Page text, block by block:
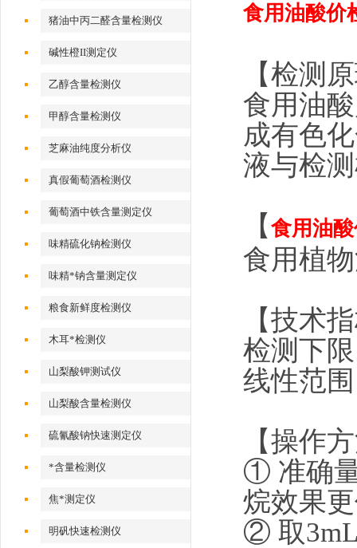
猪油中丙二醛含量检测仪
碱性橙II测定仪
乙醇含量检测仪
甲醇含量检测仪
芝麻油纯度分析仪
真假葡萄酒检测仪
葡萄酒中铁含量测定仪
味精硫化钠检测仪
味精*钠含量测定仪
粮食新鲜度检测仪
木耳*检测仪
山梨酸钾测试仪
山梨酸含量检测仪
硫氰酸钠快速测定仪
*含量检测仪
焦*测定仪
明矾快速检测仪
食用油酸价
【检测
食用油
成有色
液与检
【 食用油
食用植
【技术
检测下
线性范
【操作
① 准确
烷效果
② 取